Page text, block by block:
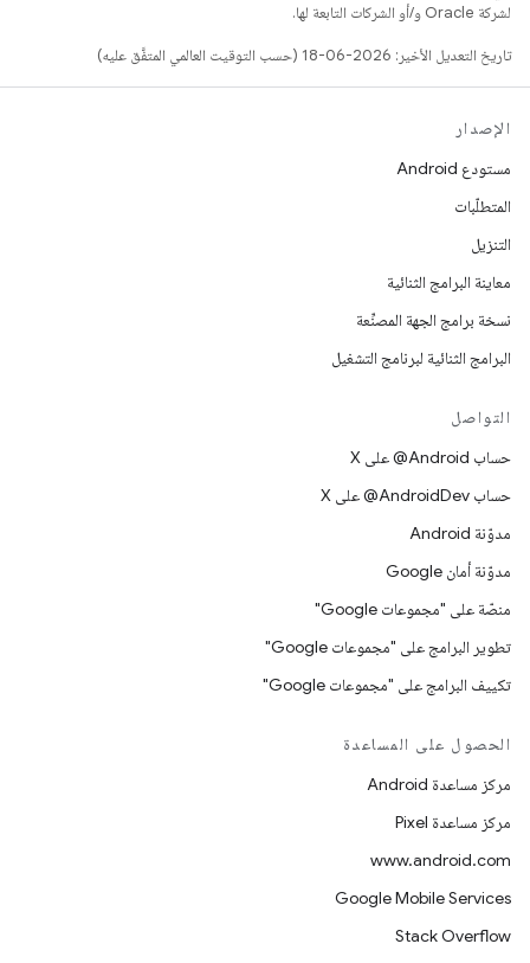
لشركة Oracle و/أو الشركات التابعة لها.
تاريخ التعديل الأخير: 2026-06-18 (حسب التوقيت العالمي المتفَّق عليه)
الإصدار
مستودع Android
المتطلّبات
التنزيل
معاينة البرامج الثنائية
نسخة برامج الجهة المصنِّعة
البرامج الثنائية لبرنامج التشغيل
التواصل
حساب ‎@Android على X
حساب ‎@AndroidDev على X
مدوّنة Android
مدوّنة أمان Google
منصّة على "مجموعات Google"
تطوير البرامج على "مجموعات Google"
تكييف البرامج على "مجموعات Google"
الحصول على المساعدة
مركز مساعدة Android
مركز مساعدة Pixel
www.android.com
Google Mobile Services
Stack Overflow